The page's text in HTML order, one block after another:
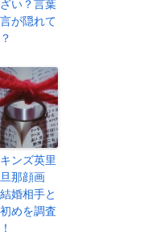
い？言葉
が隠れて
キンズ英里
那顔画
婚相手と
めを調査